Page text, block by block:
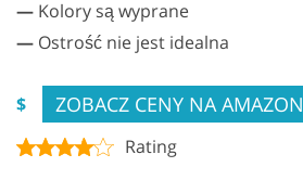
— Kolory są wyprane
— Ostrość nie jest idealna
$ ZOBACZ CENY NA AMAZON
Rating